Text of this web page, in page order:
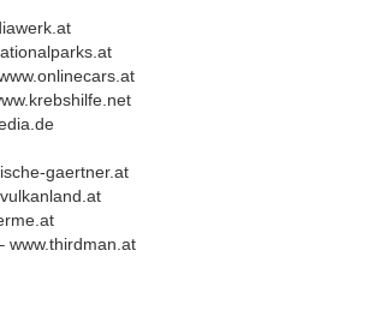
gaertner.at
www.thirdman.at